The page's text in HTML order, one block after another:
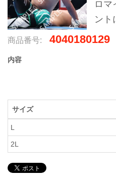
ロマ
ント
商品番号: 4040180129
内容
サイズ
L
2L